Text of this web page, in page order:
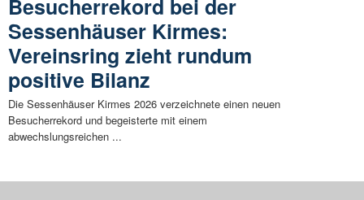
Besucherrekord bei der
Sessenhäuser Kirmes:
Vereinsring zieht rundum
positive Bilanz
Die Sessenhäuser Kirmes 2026 verzeichnete einen neuen
Besucherrekord und begeisterte mit einem
abwechslungsreichen ...